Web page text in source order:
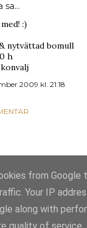
sa…
:)
nytvättad bomull
h
2009 kl. 21:18
from Google
Your IP
along with